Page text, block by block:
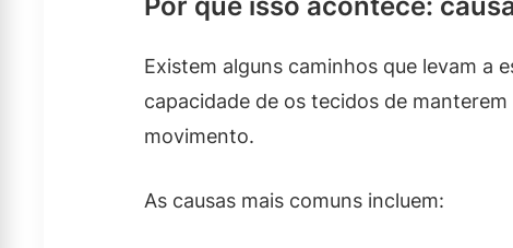
Existem alguns caminhos que levam a
capacidade de os tecidos de
movimento.
As causas mais comuns incluem: